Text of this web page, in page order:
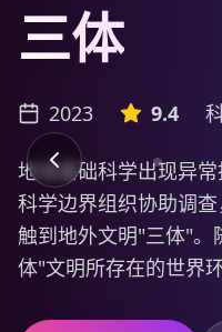
流浪地球
2023 9.2
太阳即将毁灭，人类在
器，寻找新的家园。然
救地球，为了人类能
园，流浪地球时代的年